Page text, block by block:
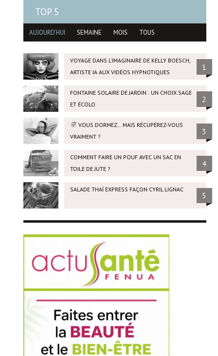
TOP 5
AUJOURD'HUI SEMAINE MOIS TOUS
VOYAGE DANS L’IMAGINAIRE DE KELLY BOESCH,
ARTISTE IA AUX VIDÉOS HYPNOTIQUES
1
FONTAINE SOLAIRE DE JARDIN : UN CHOIX SAGE
ET ÉCOLO
2
VOUS DORMEZ… MAIS RÉCUPÉREZ-VOUS
VRAIMENT ?
3
COMMENT FAIRE UN POUF AVEC UN SAC EN
TOILE DE JUTE ?
4
SALADE THAÏ EXPRESS FAÇON CYRIL LIGNAC
5